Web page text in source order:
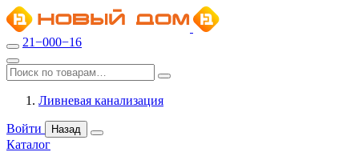
21−000−16
Ливневая канализация
Войти Назад
Каталог